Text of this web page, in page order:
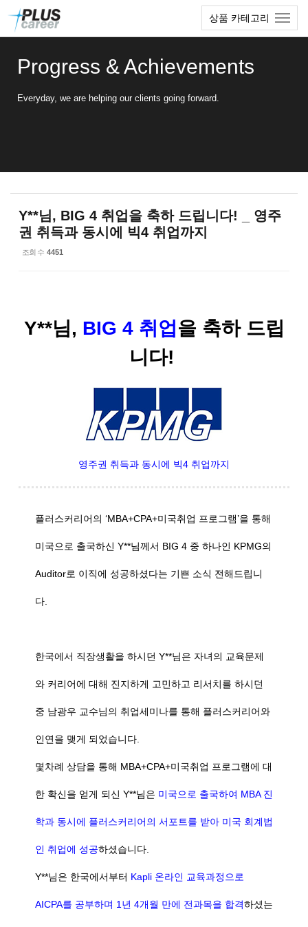
상품 카테고리
Progress & Achievements
Everyday, we are helping our clients going forward.
Y**님, BIG 4 취업을 축하 드립니다! _ 영주
권 취득과 동시에 빅4 취업까지
조회 수 4451
Y**님, BIG 4 취업 을 축하 드립
니다!
영주권 취득과 동시에 빅4 취업까지
플러스커리어의 ‘MBA+CPA+미국취업 프로그램’을 통해
미국으로 출국하신 Y**님께서 BIG 4 중 하나인 KPMG의
Auditor로 이직에 성공하셨다는 기쁜 소식 전해드립니
다.
한국에서 직장생활을 하시던 Y**님은 자녀의 교육문제
와 커리어에 대해 진지하게 고민하고 리서치를 하시던
중 남광우 교수님의 취업세미나를 통해 플러스커리어와
인연을 맺게 되었습니다.
몇차례 상담을 통해 MBA+CPA+미국취업 프로그램에 대
한 확신을 얻게 되신 Y**님은 미국으로 출국하여 MBA 진
학과 동시에 플러스커리어의 서포트를 받아 미국 회계법
인 취업에 성공하셨습니다.
Y**님은 한국에서부터 Kapli 온라인 교육과정으로
AICPA를 공부하며 1년 4개월 만에 전과목을 합격하셨는